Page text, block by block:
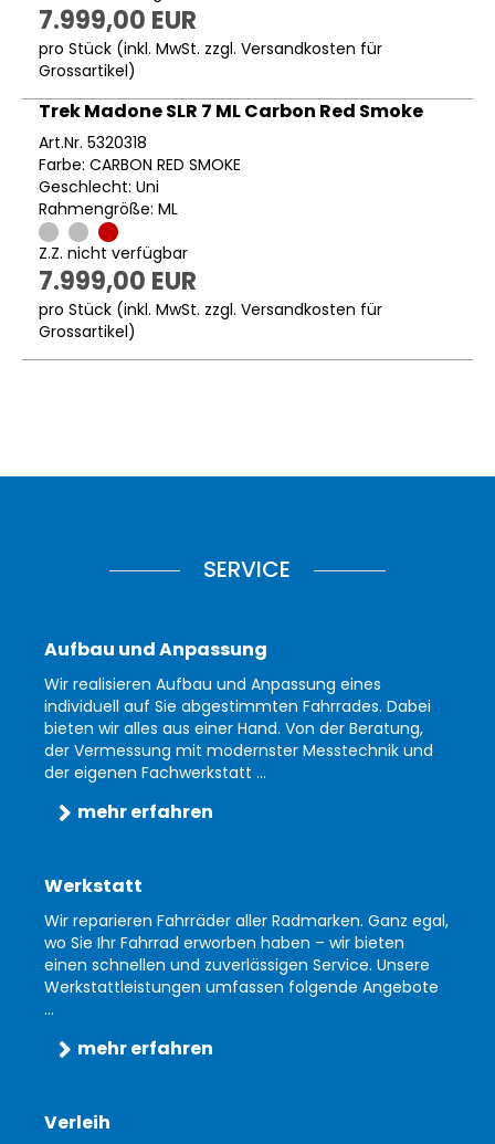
7.999,00 EUR
pro Stück (inkl. MwSt. zzgl. Versandkosten für
Grossartikel)
Trek Madone SLR 7 ML Carbon Red Smoke
Art.Nr. 5320318
Farbe: CARBON RED SMOKE
Geschlecht: Uni
Rahmengröße: ML
Z.Z. nicht verfügbar
7.999,00 EUR
pro Stück (inkl. MwSt. zzgl. Versandkosten für
Grossartikel)
SERVICE
Aufbau und Anpassung
Wir realisieren Aufbau und Anpassung eines
individuell auf Sie abgestimmten Fahrrades. Dabei
bieten wir alles aus einer Hand. Von der Beratung,
der Vermessung mit modernster Messtechnik und
der eigenen Fachwerkstatt ...
mehr erfahren
Werkstatt
Wir reparieren Fahrräder aller Radmarken. Ganz egal,
wo Sie Ihr Fahrrad erworben haben – wir bieten
einen schnellen und zuverlässigen Service. Unsere
Werkstattleistungen umfassen folgende Angebote
...
mehr erfahren
Verleih